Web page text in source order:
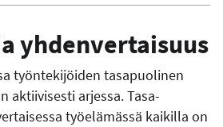
yhdenvertaisuus
työntekijöiden tasapuolinen
aktiivisesti arjessa. Tasa-
työelämässä kaikilla on